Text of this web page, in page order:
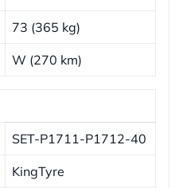
73 (365 kg)
W (270 km)
SET-P1711-P1712-40
KingTyre